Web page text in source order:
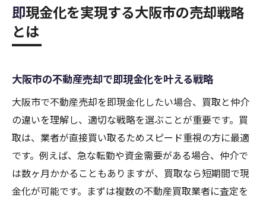
即現金化を実現する大阪市の売却戦略
とは
大阪市の不動産売却で即現金化を叶える戦略
大阪市で不動産売却を即現金化したい場合、買取と仲介
の違いを理解し、適切な戦略を選ぶことが重要です。買
取は、業者が直接買い取るためスピード重視の方に最適
です。例えば、急な転勤や資金需要がある場合、仲介で
は数ヶ月かかることもありますが、買取なら短期間で現
金化が可能です。まずは複数の不動産買取業者に査定を